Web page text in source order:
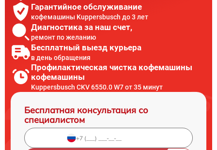
Гарантийное обслуживание
кофемашины Kuppersbusch до 3 лет
Диагностика за наш счет,
ремонт по желанию
Бесплатный выезд курьера
в день обращения
Профилактическая чистка кофемашины
кофемашины
Kuppersbusch CKV 6550.0 W7 от 35 минут
Бесплатная консультация со
специалистом